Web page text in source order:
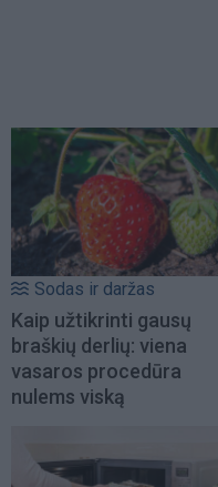
Sodas ir daržas
Kaip užtikrinti gausų
braškių derlių: viena
vasaros procedūra
nulems viską